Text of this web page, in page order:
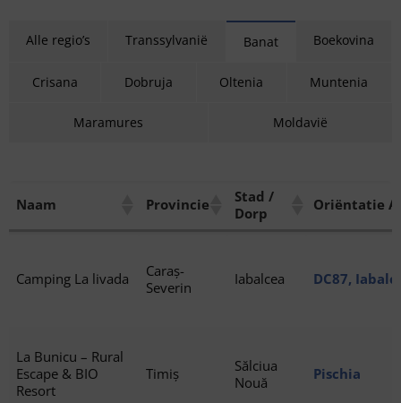
Alle regio’s Transsylvanië Banat Boekovina
Crisana Dobruja Oltenia Muntenia
Maramures Moldavië
Naam Provincie
Stad /
Dorp
Oriëntatie
Camping La livada
Caraș-
Severin
Iabalcea DC87,
La Bunicu – Rural
Escape & BIO
Resort
Timiș
Sălciua
Nouă
Pischia